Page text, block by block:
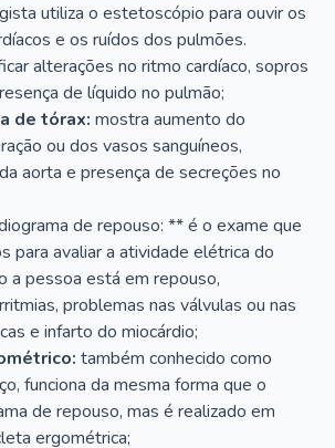
utiliza o estetoscópio para ouvir os
e os ruídos dos pulmões.
alterações no ritmo cardíaco, sopros
de líquido no pulmão;
de tórax: mostra aumento do
ou dos vasos sanguíneos,
aorta e presença de secreções no
de repouso: ** é o exame que
para avaliar a atividade elétrica do
a pessoa está em repouso,
problemas nas válvulas ou nas
e infarto do miocárdio;
também conhecido como
funciona da mesma forma que o
de repouso, mas é realizado em
ergométrica;